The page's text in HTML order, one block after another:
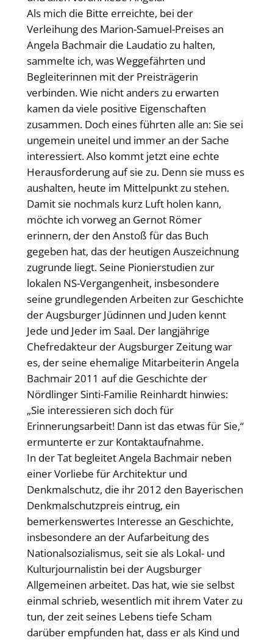
Als mich die Bitte erreichte, bei der
Verleihung des Marion-Samuel-Preises an
Angela Bachmair die Laudatio zu halten,
sammelte ich, was Weggefährten und
Begleiterinnen mit der Preisträgerin
verbinden. Wie nicht anders zu erwarten
kamen da viele positive Eigenschaften
zusammen. Doch eines führten alle an: Sie sei
ungemein uneitel und immer an der Sache
interessiert. Also kommt jetzt eine echte
Herausforderung auf sie zu. Denn sie muss es
aushalten, heute im Mittelpunkt zu stehen.
Damit sie nochmals kurz Luft holen kann,
möchte ich vorweg an Gernot Römer
erinnern, der den Anstoß für das Buch
gegeben hat, das der heutigen Auszeichnung
zugrunde liegt. Seine Pionierstudien zur
lokalen NS-Vergangenheit, insbesondere
seine grundlegenden Arbeiten zur Geschichte
der Augsburger Jüdinnen und Juden kennt
Jede und Jeder im Saal. Der langjährige
Chefredakteur der Augsburger Zeitung war
es, der seine ehemalige Mitarbeiterin Angela
Bachmair 2011 auf die Geschichte der
Nördlinger Sinti-Familie Reinhardt hinwies:
„Sie interessieren sich doch für
Erinnerungsarbeit! Dann ist das etwas für Sie,“
ermunterte er zur Kontaktaufnahme.
In der Tat begleitet Angela Bachmair neben
einer Vorliebe für Architektur und
Denkmalschutz, die ihr 2012 den Bayerischen
Denkmalschutzpreis eintrug, ein
bemerkenswertes Interesse an Geschichte,
insbesondere an der Aufarbeitung des
Nationalsozialismus, seit sie als Lokal- und
Kulturjournalistin bei der Augsburger
Allgemeinen arbeitet. Das hat, wie sie selbst
einmal schrieb, wesentlich mit ihrem Vater zu
tun, der zeit seines Lebens tiefe Scham
darüber empfunden hat, dass er als Kind und